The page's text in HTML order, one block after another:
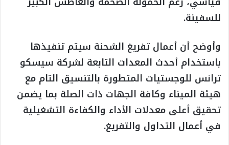
للسفينة.
وأوضح أن أعمال تفريغ الشحنة سيتم تنفيذها
باستخدام أحدث المعدات التابعة لشركة سيسكو
ترانس للوجستيات المتطورة بالتنسيق التام مع
هيئة الميناء وكافة الجهات ذات الصلة بما يضمن
تحقيق أعلى معدلات الأداء والكفاءة التشغيلية
في أعمال التداول والتفريغ.